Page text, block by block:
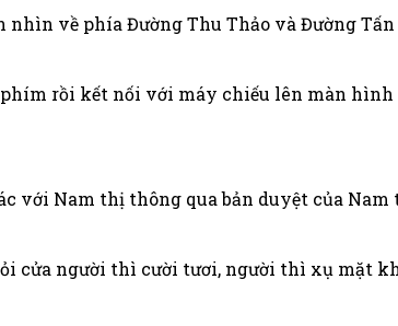
về phía Đường Thu Thảo và Đường
phím rồi kết nối với máy chiếu lên màn
với Nam thị thông qua bản duyệt của
cửa người thì cười tươi, người thì xụ mặt